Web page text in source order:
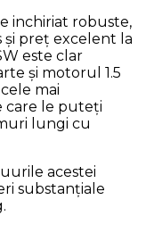
inchiriat robuste,
și preț excelent la
este clar
și motorul 1.5
mai
care le puteți
lungi cu
acestei
substanțiale